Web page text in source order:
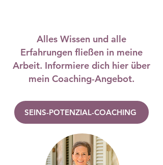
Alles Wissen und alle
Erfahrungen fließen in meine
Arbeit. Informiere dich hier über
mein Coaching-Angebot.
SEINS-POTENZIAL-COACHING